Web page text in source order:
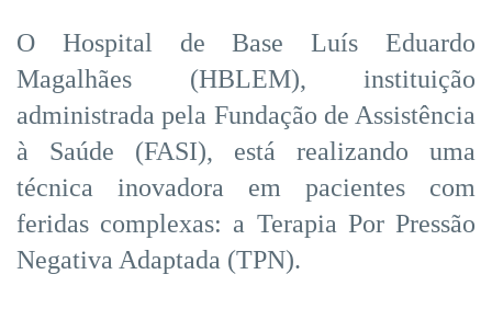
O Hospital de Base Luís Eduardo
Magalhães (HBLEM), instituição
administrada pela Fundação de Assistência
à Saúde (FASI), está realizando uma
técnica inovadora em pacientes com
feridas complexas: a Terapia Por Pressão
Negativa Adaptada (TPN).